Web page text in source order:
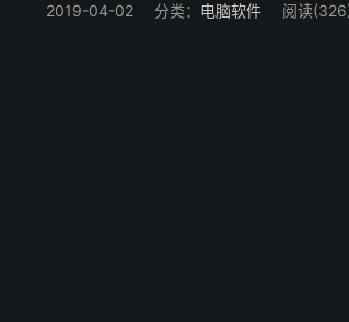
2019-04-02 分类： 电脑软件 阅读